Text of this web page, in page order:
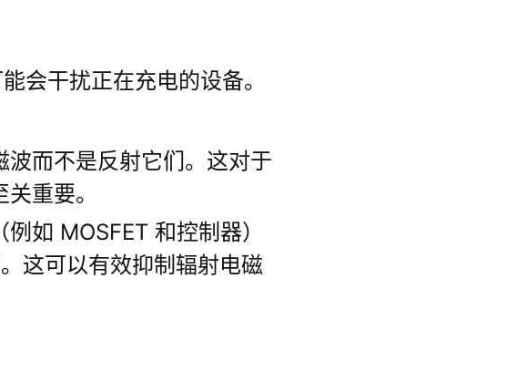
会干扰正在充电的设备。
而不是反射它们。这对于
重要。
如 MOSFET 和控制器）
这可以有效抑制辐射电磁